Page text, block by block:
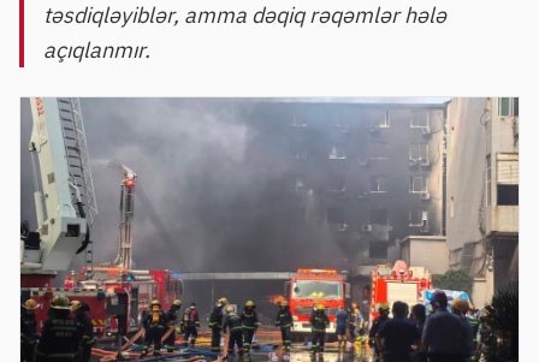
təsdiqləyiblər, amma dəqiq rəqəmlər hələ
açıqlanmır.